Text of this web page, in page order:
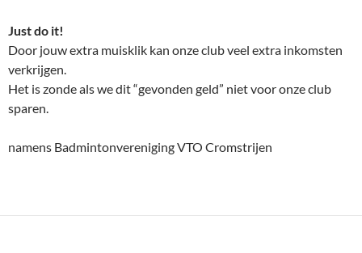
Just do it!
Door jouw extra muisklik kan onze club veel extra inkomsten
verkrijgen.
Het is zonde als we dit “gevonden geld” niet voor onze club
sparen.
namens Badmintonvereniging VTO Cromstrijen